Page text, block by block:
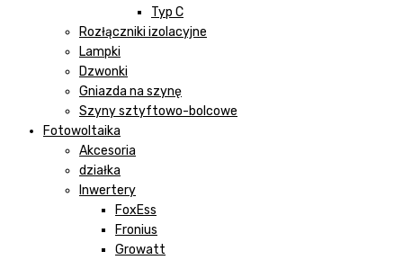
Typ C
Rozłączniki izolacyjne
Lampki
Dzwonki
Gniazda na szynę
Szyny sztyftowo-bolcowe
Fotowoltaika
Akcesoria
działka
Inwertery
FoxEss
Fronius
Growatt